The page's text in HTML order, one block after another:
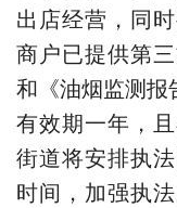
出店经营，同
商户已提供第
和《油烟监测报
有效期一年，
街道将安排执
时间，加强执